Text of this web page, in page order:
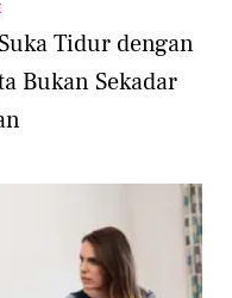
Tidur dengan
Bukan Sekadar